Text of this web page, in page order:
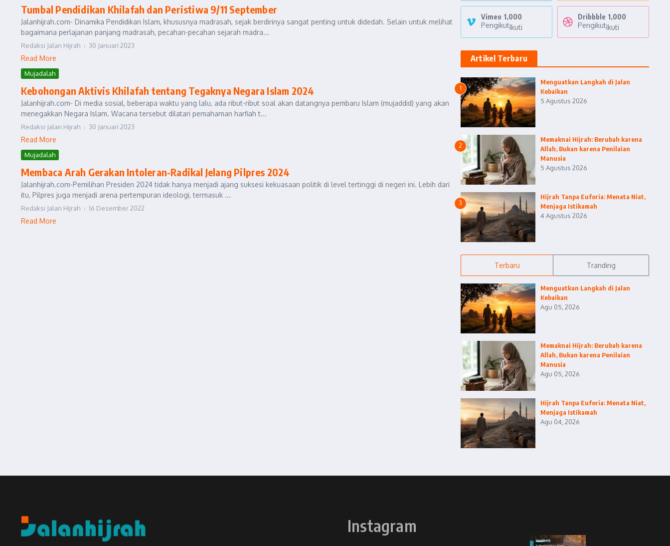
Tumbal Pendidikan Khilafah dan Peristiwa 9/11 September
Jalanhijrah.com- Dinamika Pendidikan Islam, khususnya madrasah, sejak berdirinya sangat penting untuk didedah. Selain untuk melihat
bagaimana perlajanan panjang madrasah, pecahan-pecahan sejarah madra...
Redaksi Jalan Hijrah 30 Januari 2023
Read More
Mujadalah
Kebohongan Aktivis Khilafah tentang Tegaknya Negara Islam 2024
Jalanhijrah.com- Di media sosial, beberapa waktu yang lalu, ada ribut-ribut soal akan datangnya pembaru Islam (mujaddid) yang akan
menegakkan Negara Islam. Wacana tersebut dilatari pemahaman harfiah t...
Redaksi Jalan Hijrah 30 Januari 2023
Read More
Mujadalah
Membaca Arah Gerakan Intoleran-Radikal Jelang Pilpres 2024
Jalanhijrah.com-Pemilihan Presiden 2024 tidak hanya menjadi ajang suksesi kekuasaan politik di level tertinggi di negeri ini. Lebih dari
itu, Pilpres juga menjadi arena pertempuran ideologi, termasuk ...
Redaksi Jalan Hijrah 16 Desember 2022
Read More
Vimeo 1,000
PengikutIkuti
Dribbble 1,000
PengikutIkuti
Artikel Terbaru
1
Menguatkan Langkah di Jalan
Kebaikan
5 Agustus 2026
2
Memaknai Hijrah: Berubah karena
Allah, Bukan karena Penilaian
Manusia
5 Agustus 2026
3
Hijrah Tanpa Euforia: Menata Niat,
Menjaga Istikamah
4 Agustus 2026
Terbaru Tranding
Menguatkan Langkah di Jalan
Kebaikan
Agu 05, 2026
Memaknai Hijrah: Berubah karena
Allah, Bukan karena Penilaian
Manusia
Agu 05, 2026
Hijrah Tanpa Euforia: Menata Niat,
Menjaga Istikamah
Agu 04, 2026
Instagram